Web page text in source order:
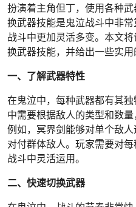
扮演着主角但丁，使用各种武
换武器技能是鬼泣战斗中非
战斗中更加灵活多变。本文
换武器技能，并给出一些实用
一、了解武器特性
在鬼泣中，每种武器都有其
中需要根据敌人的类型和数量
例如，冥界剑能够对单个敌
对付群体敌人。玩家需要对
战斗中灵活运用。
二、快速切换武器